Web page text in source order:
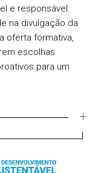
e responsável.
na divulgação da
oferta formativa,
escolhas
para um